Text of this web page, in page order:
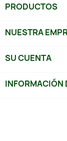
PRODUCTOS
NUESTRA
SU CUENTA
INFORMACIÓN